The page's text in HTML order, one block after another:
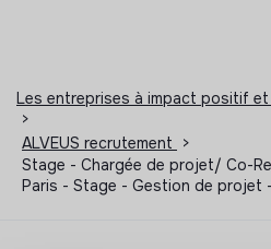
Les entreprises à impact positif
>
ALVEUS recrutement
>
Stage - Chargée de projet/ Co-
Paris - Stage - Gestion de